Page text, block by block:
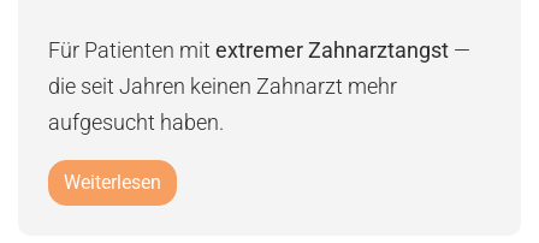
Für Patienten mit extremer Zahnarztangst —
die seit Jahren keinen Zahnarzt mehr
aufgesucht haben.
Weiterlesen